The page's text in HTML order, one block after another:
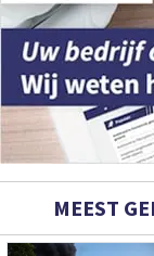
MEEST